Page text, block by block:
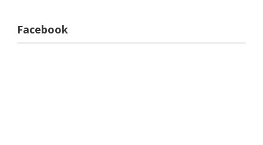
Facebook